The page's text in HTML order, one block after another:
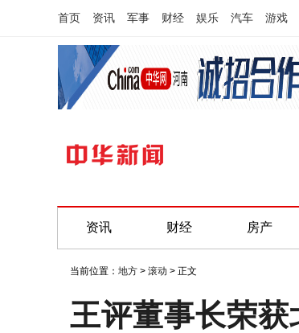
首页 资讯 军事 财经 娱乐 汽车 游戏
资讯 财经 房产
当前位置： 地方 > 滚动 > 正文
王评董事长荣获